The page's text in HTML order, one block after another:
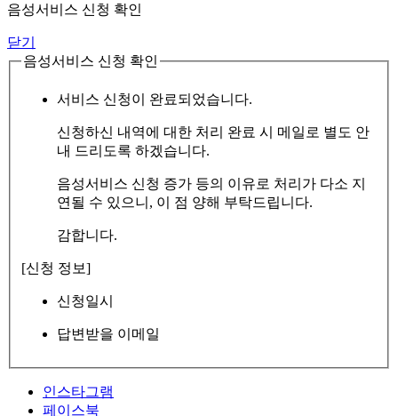
음성서비스 신청 확인
닫기
음성서비스 신청 확인
서비스 신청이 완료되었습니다.
신청하신 내역에 대한 처리 완료 시 메일로 별도 안
내 드리도록 하겠습니다.
음성서비스 신청 증가 등의 이유로 처리가 다소 지
연될 수 있으니, 이 점 양해 부탁드립니다.
감합니다.
[신청 정보]
신청일시
답변받을 이메일
인스타그램
페이스북